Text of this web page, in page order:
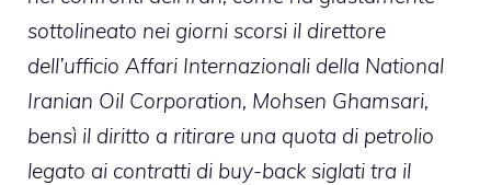
sottolineato nei giorni scorsi il direttore
dell’ufficio Affari Internazionali della National
Iranian Oil Corporation, Mohsen Ghamsari,
bensì il diritto a ritirare una quota di petrolio
legato ai contratti di buy-back siglati tra il